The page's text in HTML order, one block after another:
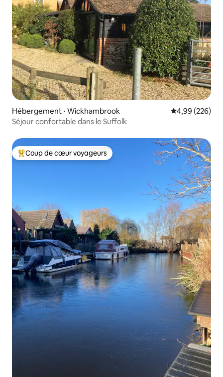
Hébergement ⋅ Wickhambrook Évaluation
4,99 (226)
Séjour confortable dans le Suffolk
Coups de cœur voyageurs les plus appréciés
Coup de cœur voyageurs